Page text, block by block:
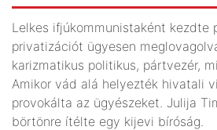
Lelkes ifjúkommunistaként kezdte
privatizációt ügyesen
karizmatikus politikus, pártvezér,
Amikor vád alá helyezték hivatali
provokálta az ügyészeket. Julija
börtönre ítélte egy kijevi bíróság.